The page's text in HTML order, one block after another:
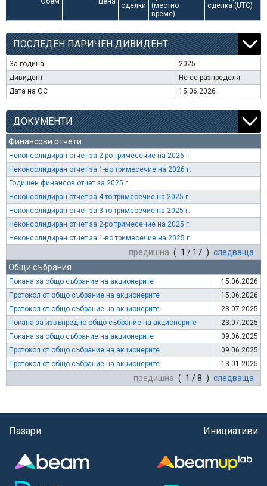
сделки
(местно
време)
сделка (UTC)
ПОСЛЕДЕН ПАРИЧЕН ДИВИДЕНТ
За година
2025
Дивидент
Не се разпределя
Дата на ОС
15.06.2026
ДОКУМЕНТИ
Финансови отчети
Неконсолидиран отчет за 2-ро тримесечие на 2026 г.
Неконсолидиран отчет за 1-во тримесечие на 2026 г.
Годишен финансов отчет за 2025 г.
Неконсолидиран отчет за 4-то тримесечие на 2025 г.
Неконсолидиран отчет за 3-то тримесечие на 2025 г.
Неконсолидиран отчет за 2-ро тримесечие на 2025 г.
Неконсолидиран отчет за 1-во тримесечие на 2025 г.
предишна ( 1 / 17 ) следваща
Общи събрания
Покана за общо събрание на акционерите
15.06.2026
Протокол от общо събрание на акционерите
15.06.2026
Протокол от общо събрание на акционерите
23.07.2025
Покана за извънредно общо събрание на акционерите
23.07.2025
Покана за общо събрание на акционерите
09.06.2025
Протокол от общо събрание на акционерите
09.06.2025
Протокол от общо събрание на акционерите
13.01.2025
предишна ( 1 / 8 ) следваща
Пазари Инициативи